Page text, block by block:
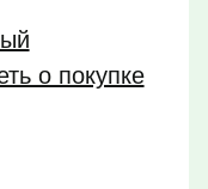
о покупке